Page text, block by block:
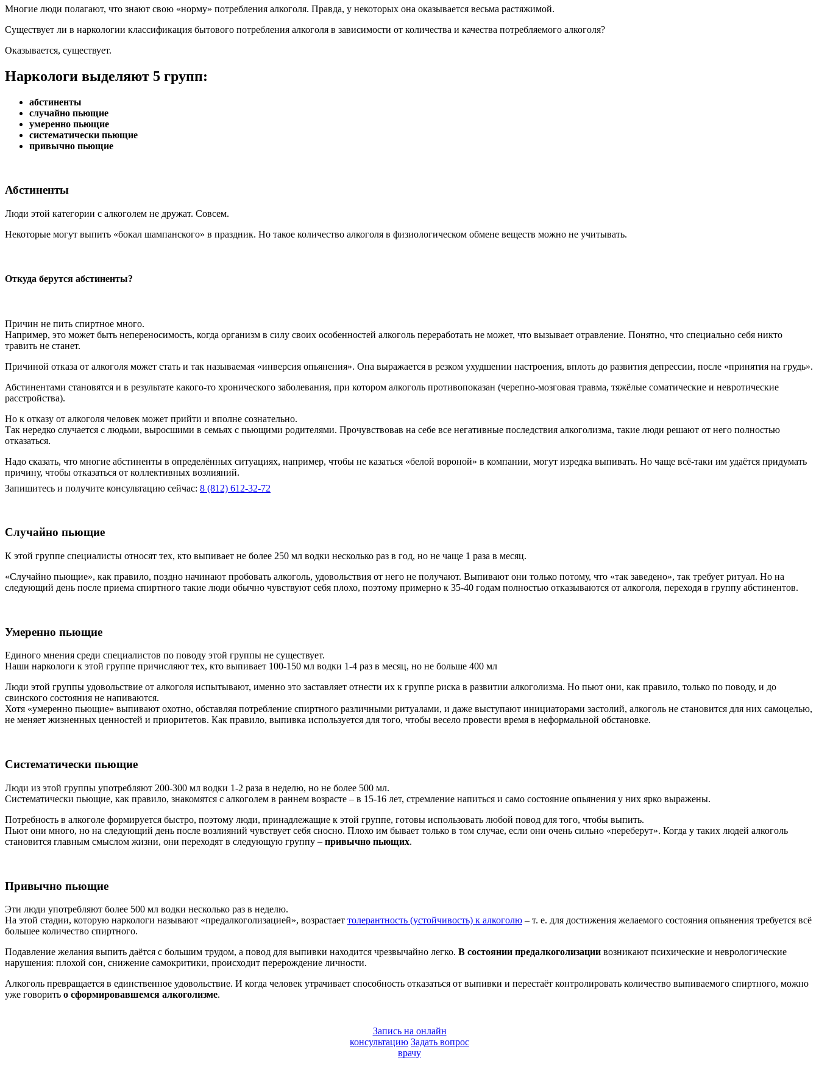
Многие люди полагают, что знают свою «норму» потребления алкоголя. Правда, у некоторых она оказывается весьма растяжимой.
Существует ли в наркологии классификация бытового потребления алкоголя в зависимости от количества и качества потребляемого алкоголя?
Оказывается, существует.
Наркологи выделяют 5 групп:
абстиненты
случайно пьющие
умеренно пьющие
систематически пьющие
привычно пьющие
Абстиненты
Люди этой категории с алкоголем не дружат. Совсем.
Некоторые могут выпить «бокал шампанского» в праздник. Но такое количество алкоголя в физиологическом обмене веществ можно не учитывать.
Откуда берутся абстиненты?
Причин не пить спиртное много.
Например, это может быть непереносимость, когда организм в силу своих особенностей алкоголь переработать не может, что вызывает отравление. Понятно, что специально себя никто
травить не станет.
Причиной отказа от алкоголя может стать и так называемая «инверсия опьянения». Она выражается в резком ухудшении настроения, вплоть до развития депрессии, после «принятия на грудь».
Абстинентами становятся и в результате какого-то хронического заболевания, при котором алкоголь противопоказан (черепно-мозговая травма, тяжёлые соматические и невротические
расстройства).
Но к отказу от алкоголя человек может прийти и вполне сознательно.
Так нередко случается с людьми, выросшими в семьях с пьющими родителями. Прочувствовав на себе все негативные последствия алкоголизма, такие люди решают от него полностью
отказаться.
Надо сказать, что многие абстиненты в определённых ситуациях, например, чтобы не казаться «белой вороной» в компании, могут изредка выпивать. Но чаще всё-таки им удаётся придумать
причину, чтобы отказаться от коллективных возлияний.
Запишитесь и получите консультацию сейчас: 8 (812) 612-32-72
Случайно пьющие
К этой группе специалисты относят тех, кто выпивает не более 250 мл водки несколько раз в год, но не чаще 1 раза в месяц.
«Случайно пьющие», как правило, поздно начинают пробовать алкоголь, удовольствия от него не получают. Выпивают они только потому, что «так заведено», так требует ритуал. Но на
следующий день после приема спиртного такие люди обычно чувствуют себя плохо, поэтому примерно к 35-40 годам полностью отказываются от алкоголя, переходя в группу абстинентов.
Умеренно пьющие
Единого мнения среди специалистов по поводу этой группы не существует.
Наши наркологи к этой группе причисляют тех, кто выпивает 100-150 мл водки 1-4 раз в месяц, но не больше 400 мл
Люди этой группы удовольствие от алкоголя испытывают, именно это заставляет отнести их к группе риска в развитии алкоголизма. Но пьют они, как правило, только по поводу, и до
свинского состояния не напиваются.
Хотя «умеренно пьющие» выпивают охотно, обставляя потребление спиртного различными ритуалами, и даже выступают инициаторами застолий, алкоголь не становится для них самоцелью,
не меняет жизненных ценностей и приоритетов. Как правило, выпивка используется для того, чтобы весело провести время в неформальной обстановке.
Систематически пьющие
Люди из этой группы употребляют 200-300 мл водки 1-2 раза в неделю, но не более 500 мл.
Систематически пьющие, как правило, знакомятся с алкоголем в раннем возрасте – в 15-16 лет, стремление напиться и само состояние опьянения у них ярко выражены.
Потребность в алкоголе формируется быстро, поэтому люди, принадлежащие к этой группе, готовы использовать любой повод для того, чтобы выпить.
Пьют они много, но на следующий день после возлияний чувствует себя сносно. Плохо им бывает только в том случае, если они очень сильно «переберут». Когда у таких людей алкоголь
становится главным смыслом жизни, они переходят в следующую группу – привычно пьющих.
Привычно пьющие
Эти люди употребляют более 500 мл водки несколько раз в неделю.
На этой стадии, которую наркологи называют «предалкоголизацией», возрастает толерантность (устойчивость) к алкоголю – т. е. для достижения желаемого состояния опьянения требуется всё
большее количество спиртного.
Подавление желания выпить даётся с большим трудом, а повод для выпивки находится чрезвычайно легко. В состоянии предалкоголизации возникают психические и неврологические
нарушения: плохой сон, снижение самокритики, происходит перерождение личности.
Алкоголь превращается в единственное удовольствие. И когда человек утрачивает способность отказаться от выпивки и перестаёт контролировать количество выпиваемого спиртного, можно
уже говорить о сформировавшемся алкоголизме.
Запись на онлайн
консультацию Задать вопрос
врачу